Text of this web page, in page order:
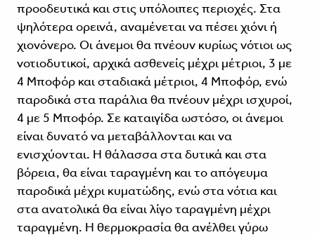
προοδευτικά και στις υπόλοιπες περιοχές. Στα
ψηλότερα ορεινά, αναμένεται να πέσει χιόνι ή
χιονόνερο. Οι άνεμοι θα πνέουν κυρίως νότιοι ως
νοτιοδυτικοί, αρχικά ασθενείς μέχρι μέτριοι, 3 με
4 Μποφόρ και σταδιακά μέτριοι, 4 Μποφόρ, ενώ
παροδικά στα παράλια θα πνέουν μέχρι ισχυροί,
4 με 5 Μποφόρ. Σε καταιγίδα ωστόσο, οι άνεμοι
είναι δυνατό να μεταβάλλονται και να
ενισχύονται. Η θάλασσα στα δυτικά και στα
βόρεια, θα είναι ταραγμένη και το απόγευμα
παροδικά μέχρι κυματώδης, ενώ στα νότια και
στα ανατολικά θα είναι λίγο ταραγμένη μέχρι
ταραγμένη. Η θερμοκρασία θα ανέλθει γύρω